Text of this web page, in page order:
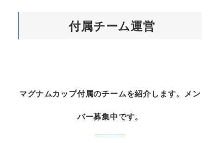
付属チーム運営
マグナムカップ付属のチームを紹介します。メン
バー募集中です。